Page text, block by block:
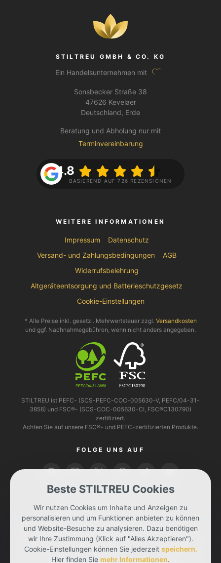
STILTREU GMBH & CO. KG
Ein Handelsunternehmen mit
Sonsbecker Straße 38
47626 Kevelaer
Deutschland, Erde
Beratung und Abholung nur mit
Terminvereinbarung
4.8
BASIEREND AUF 726 REZENSIONEN
WEITERE INFORMATIONEN
Impressum
Datenschutz
Versand- und Zahlungsbedingungen
AGB
Widerrufsbelehrung
Altgeräteentsorgung und Batterieschutzgesetz
Cookie-Einstellungen
* Alle Preise inkl. gesetzl. Mehrwertsteuer zzgl. Versandkosten
und ggf. Nachnahmegebühren, wenn nicht anders angegeben.
STILTREU ist PEFC- (SCS-PEFC-COC-005630-V, PEFC/04-31-
3858) und FSC®- (SCS-COC-005630-CI, FSC®C130790)
zertifiziert.
Achten Sie auf unsere FSC®- und PEFC-zertifizierten Produkte.
FOLGE UNS AUF
Beste STILTREU Cookies
Wir nutzen Cookies um Inhalte und Anzeigen zu
personalisieren und um Funktionen anbieten zu können
und Website-Besuche zu analysieren. Dazu benötigen
wir Ihre Zustimmung (Klick auf "Alles Akzeptieren").
Cookie-Einstellungen können Sie jederzeit speichern.
Hier finden Sie mehr Informationen.